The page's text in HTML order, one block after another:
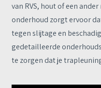
van RVS, hout of een
onderhoud zorgt ervoor
tegen slijtage en
gedetailleerde
te zorgen dat je